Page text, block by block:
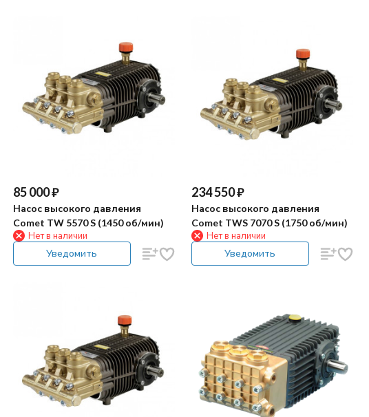
85 000₽
Насос высокого давления
Comet TW 5570 S (1450 об/мин)
Нет в наличии
Уведомить
234 550₽
Насос высокого давления
Comet TWS 7070 S (1750 об/мин)
Нет в наличии
Уведомить